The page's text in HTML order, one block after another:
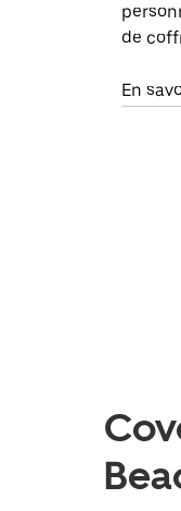
de
En